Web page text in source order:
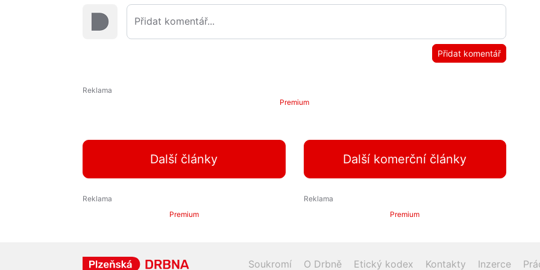
Přidat komentář
Premium
Další články Další komerční články
Premium Premium
Soukromí O Drbně Etický kodex Kontakty Inzerce